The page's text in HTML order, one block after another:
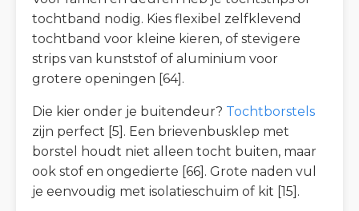
tochtband nodig. Kies flexibel zelfklevend
tochtband voor kleine kieren, of stevigere
strips van kunststof of aluminium voor
grotere openingen [64].
Die kier onder je buitendeur? Tochtborstels
zijn perfect [5]. Een brievenbusklep met
borstel houdt niet alleen tocht buiten, maar
ook stof en ongedierte [66]. Grote naden vul
je eenvoudig met isolatieschuim of kit [15].